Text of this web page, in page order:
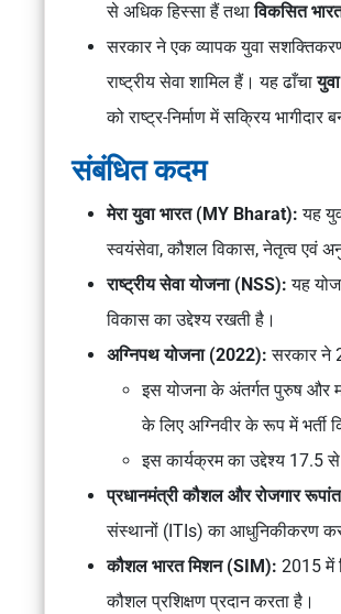
से अधिक हिस्सा हैं तथाविकसित
सरकार ने एक व्यापक युवा सशक्तिकरण
राष्ट्रीय सेवा शामिल हैं। यह ढाँचा
को राष्ट्र-निर्माण में सक्रिय भागीदार
संबंधित कदम
मेरा युवा भारत (MY Bharat): यह
स्वयंसेवा, कौशल विकास, नेतृत्व एवं
राष्ट्रीय सेवा योजना (NSS): यह
विकास का उद्देश्य रखती है।
अग्निपथ योजना (2022): सरकार ने
इस योजना के अंतर्गत पुरुष और
के लिए अग्निवीर के रूप में भर्ती
इस कार्यक्रम का उद्देश्य 17.5
प्रधानमंत्री कौशल और रोजगार
संस्थानों (ITIs) का आधुनिकीकरण
कौशल भारत मिशन (SIM): 2015 में
कौशल प्रशिक्षण प्रदान करता है।